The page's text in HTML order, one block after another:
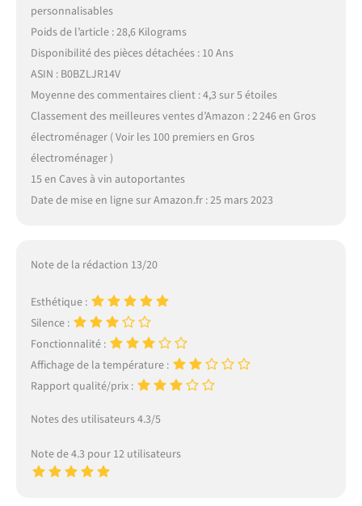
personnalisables
Poids de l’article : 28,6 Kilograms
Disponibilité des pièces détachées : 10 Ans
ASIN : B0BZLJR14V
Moyenne des commentaires client : 4,3 sur 5 étoiles
Classement des meilleures ventes d’Amazon : 2 246 en Gros
électroménager ( Voir les 100 premiers en Gros
électroménager )
15 en Caves à vin autoportantes
Date de mise en ligne sur Amazon.fr : 25 mars 2023
Note de la rédaction 13/20
Esthétique :
Silence :
Fonctionnalité :
Affichage de la température :
Rapport qualité/prix :
Notes des utilisateurs 4.3/5
Note de 4.3 pour 12 utilisateurs